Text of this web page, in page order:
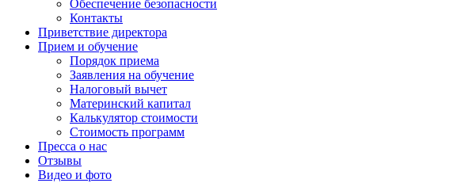
Обеспечение безопасности
Контакты
Приветствие директора
Прием и обучение
Порядок приема
Заявления на обучение
Налоговый вычет
Материнский капитал
Калькулятор стоимости
Стоимость программ
Пресса о нас
Отзывы
Видео и фото